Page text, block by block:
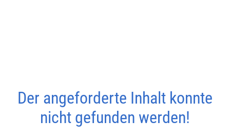
Der angeforderte Inhalt konnte
nicht gefunden werden!